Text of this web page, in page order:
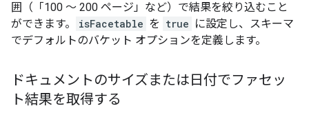
囲（「100 ～ 200 ページ」など）で結果を絞り込むこと
ができます。
isFacetable を true に設定し、スキーマ
でデフォルトのバケット オプションを定義します。
ドキュメントのサイズまたは日付でファセッ
ト結果を取得する